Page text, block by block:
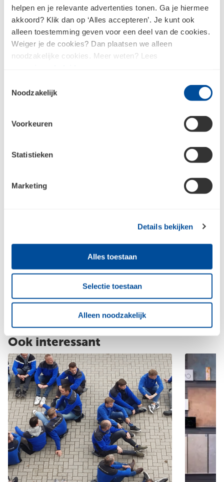
helpen en je relevante advertenties tonen. Ga je hiermee
akkoord? Klik dan op ‘Alles accepteren’. Je kunt ook
alleen toestemming geven voor een deel van de cookies.
Weiger je de cookies? Dan plaatsen we alleen
noodzakelijke cookies. Meer weten? Lees
Noodzakelijk
Voorkeuren
Statistieken
Marketing
Details bekijken
Alles toestaan
Selectie toestaan
Alleen noodzakelijk
Inspiratie voor jouw project
Gevel & dak
Gevelbekleding
Hulp nodig bij jouw project?
Voor technische vragen en de juiste
materiaalbehoefte ben je bij onze specialisten
aan het goede adres!
Ook interessant